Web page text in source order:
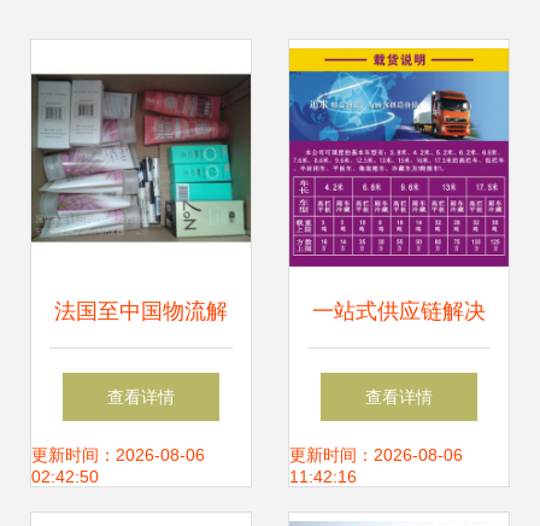
法国至中国物流解
决方案 香水空运、
奶粉邮寄及运输代
查看详情
更新时间：2026-08-06
02:42:50
一站式供应链解决
方案 整车运输、货
运代理与仓储服务
查看详情
更新时间：2026-08-06
11:42:16